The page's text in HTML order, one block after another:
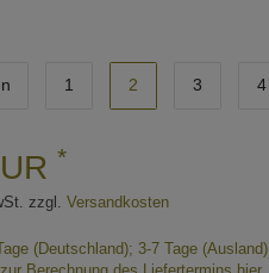
1 2 3 4
*
zzgl. Versandkosten
(Deutschland); 3-7 Tage (Ausland)